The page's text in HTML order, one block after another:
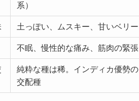
系）
土っぽい、ムスキー、甘いベリー
不眠、慢性的な痛み、筋肉の緊張
純粋な種は稀。インディカ優勢の
交配種